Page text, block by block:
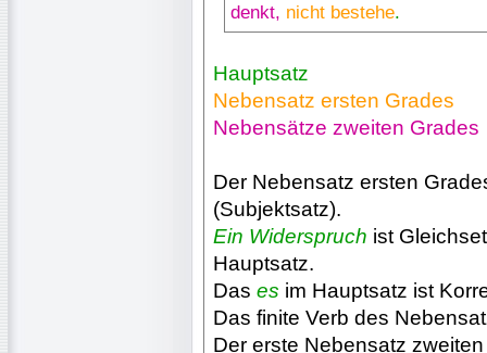
denkt, nicht bestehe.
Hauptsatz
Nebensatz ersten Grades
Nebensätze zweiten Grades
Der Nebensatz ersten
(Subjektsatz).
Ein Widerspruch ist
Hauptsatz.
Das es im Hauptsatz ist
Das finite Verb des
Der erste Nebensatz